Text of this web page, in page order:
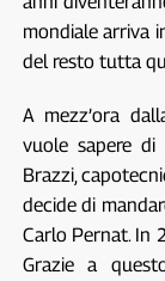
mondiale arriva
del resto tutta
A mezz’ora
vuole sapere di
Brazzi,
decide di
Carlo Pernat. In
Grazie a